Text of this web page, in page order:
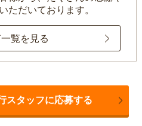
ただいております。
覧を見る
スタッフに応募する